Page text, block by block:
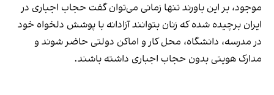
موجود، بر این باورند تنها زمانی می‌توان گفت حجاب اجباری در
ایران برچیده شده که زنان بتوانند آزادانه با پوشش دلخواه خود
در مدرسه، دانشگاه، محل کار و اماکن دولتی حاضر شوند و
مدارک هویتی بدون حجاب اجباری داشته باشند.